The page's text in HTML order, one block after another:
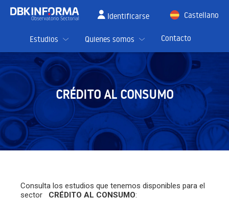
Identificarse
Castellano
Estudios
Quienes somos Contacto
CRÉDITO AL CONSUMO
Consulta los estudios que tenemos disponibles para el
sector CRÉDITO AL CONSUMO: